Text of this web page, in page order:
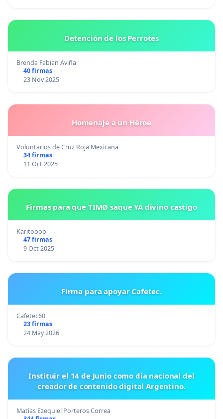
Detención de los Perrotes
Brenda Fabian Aviña
40 firmas
23 Nov 2025
Homenaje a un Héroe
Voluntarios de Cruz Roja Mexicana
34 firmas
11 Oct 2025
Firmas para que TIMØ saque YA divino castigo
Karitoooo
47 firmas
9 Oct 2025
Firma para apoyar Cafetec.
Cafetec60
23 firmas
24 May 2026
Instituir el 14 de Junio como día nacional del
creador de contenido digital Argentino.
Matías Ezequiel Porteros Correa